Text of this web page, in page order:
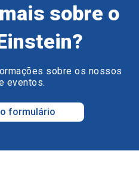
sobre o
sobre os nossos
eventos.
formulário